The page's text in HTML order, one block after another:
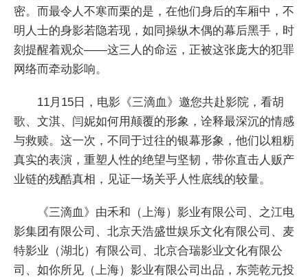
密。而最令人不寒而栗的是，在他们身后的车厢中，不
明人士的身影若隐若现，如同操纵木偶的幕后黑手，时
刻提醒着观众——这三人的命运，正被这张庞大的犯罪
网络而牵动影响。
11月15日，电影《三滴血》邀您共赴影院，看胡
歌、文淇、闫妮如何用颠覆的形象，诠释最深沉的情感
与救赎。这一次，不同于过往的银幕形象，他们以粗粝
真实的表演，重塑人性的绝望与坚韧，带你直击人贩产
业链的残酷真相，见证一场关乎人性底线的较量。
《三滴血》由禾和（上海）影业有限公司、之江电
影集团有限公司、北京天浩盛世娱乐文化有限公司、麦
特影业（湖北）有限公司、北京合瑞影业文化有限公
司、如你所见（上海）影业有限公司出品，东莞乾元投